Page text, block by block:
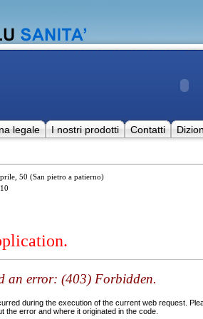
legale I nostri prodotti Contatti
50 (San pietro a patierno)